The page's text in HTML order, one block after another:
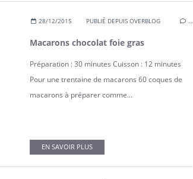
28/12/2015 PUBLIÉ DEPUIS OVERBLOG …
Macarons chocolat foie gras
Préparation : 30 minutes Cuisson : 12 minutes
Pour une trentaine de macarons 60 coques de
macarons à préparer comme...
EN SAVOIR PLUS